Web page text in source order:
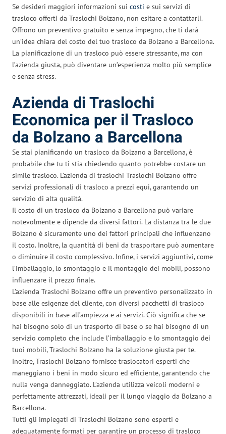
Se desideri maggiori informazioni sui costi e sui servizi di
trasloco offerti da Traslochi Bolzano, non esitare a contattarli.
Offrono un preventivo gratuito e senza impegno, che ti darà
un’idea chiara del costo del tuo trasloco da Bolzano a Barcellona.
La pianificazione di un trasloco può essere stressante, ma con
l’azienda giusta, può diventare un’esperienza molto più semplice
e senza stress.
Azienda di Traslochi
Economica per il Trasloco
da Bolzano a Barcellona
Se stai pianificando un trasloco da Bolzano a Barcellona, è
probabile che tu ti stia chiedendo quanto potrebbe costare un
simile trasloco. L’azienda di traslochi Traslochi Bolzano offre
servizi professionali di trasloco a prezzi equi, garantendo un
servizio di alta qualità.
Il costo di un trasloco da Bolzano a Barcellona può variare
notevolmente e dipende da diversi fattori. La distanza tra le due
Bolzano è sicuramente uno dei fattori principali che influenzano
il costo. Inoltre, la quantità di beni da trasportare può aumentare
o diminuire il costo complessivo. Infine, i servizi aggiuntivi, come
l’imballaggio, lo smontaggio e il montaggio dei mobili, possono
influenzare il prezzo finale.
L’azienda Traslochi Bolzano offre un preventivo personalizzato in
base alle esigenze del cliente, con diversi pacchetti di trasloco
disponibili in base all’ampiezza e ai servizi. Ciò significa che se
hai bisogno solo di un trasporto di base o se hai bisogno di un
servizio completo che include l’imballaggio e lo smontaggio dei
tuoi mobili, Traslochi Bolzano ha la soluzione giusta per te.
Inoltre, Traslochi Bolzano fornisce traslocatori esperti che
maneggiano i beni in modo sicuro ed efficiente, garantendo che
nulla venga danneggiato. L’azienda utilizza veicoli moderni e
perfettamente attrezzati, ideali per il lungo viaggio da Bolzano a
Barcellona.
Tutti gli impiegati di Traslochi Bolzano sono esperti e
adeguatamente formati per garantire un processo di trasloco